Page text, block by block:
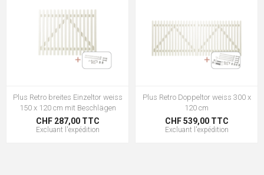
Plus Retro breites Einzeltor weiss
150 x 120 cm mit Beschlägen
CHF 287,00 TTC
Excluant l'expédition
Plus Retro Doppeltor weiss 300 x
120 cm
CHF 539,00 TTC
Excluant l'expédition